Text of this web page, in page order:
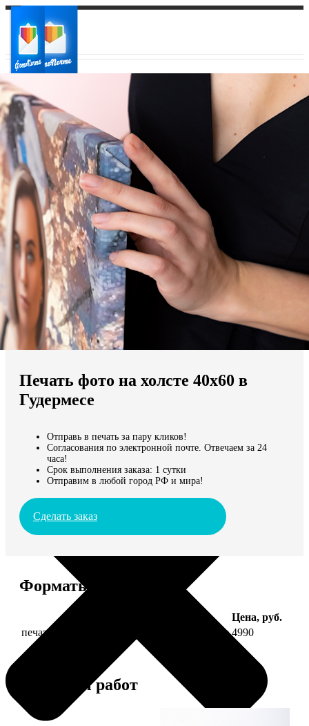
Ваш город:
Ваш регион доставки
Выберите из списка:
Мы доставляем по всему миру
Продолжить без города
Печать фото на холсте 40х60 в
Гудермесе
Отправь в печать за пару кликов!
Согласования по электронной почте. Отвечаем за 24
часа!
Срок выполнения заказа: 1 сутки
Отправим в любой город РФ и мира!
Сделать заказ
Форматы и цены
Цена, руб.
печать фото на холсте 40х60 на подрамнике 4990
Примеры работ